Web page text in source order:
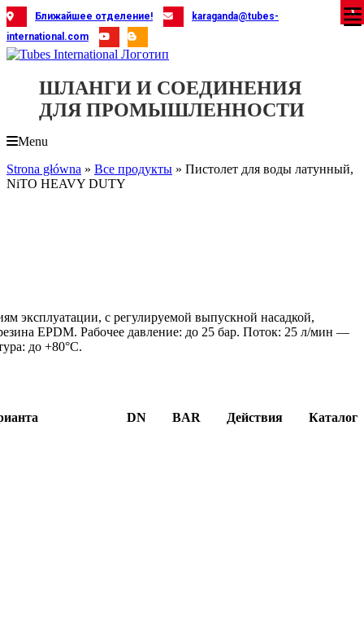
Skip
to
content
Ближайшее отделение!
karaganda@tubes-
international.com
ШЛАНГИ И СОЕДИНЕНИЯ
ДЛЯ ПРОМЫШЛЕННОСТИ
Menu
Strona główna » Все продукты » Пистолет для воды латунный,
NiTO HEAVY DUTY
эксплуатации, с регулируемой выпускной насадкой,
EPDM. Рабочее давление: до 25 бар. Поток: 25 л/мин —
до +80°C.
DN BAR Действия Каталог
X
X
X
X
X
X
X
X
X
X
X
X
X
X
X
X
X
X
X